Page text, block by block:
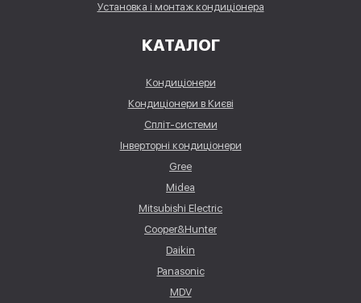
Установка і монтаж кондиціонера
КАТАЛОГ
Кондиціонери
Кондиціонери в Києві
Спліт-системи
Інверторні кондиціонери
Gree
Midea
Mitsubishi Electric
Cooper&Hunter
Daikin
Panasonic
MDV